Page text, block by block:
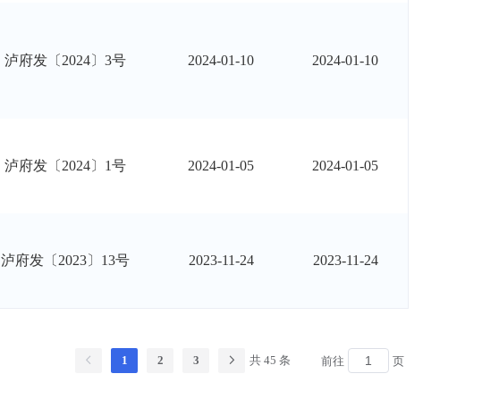
泸府发〔2024〕3号 2024-01-10 2024-01-10
泸府发〔2024〕1号 2024-01-05 2024-01-05
泸府发〔2023〕13号 2023-11-24 2023-11-24
1 2 3 共 45 条 前往 页